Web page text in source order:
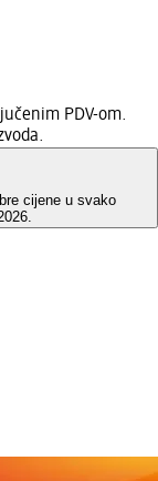
PDV-om.
cijene u svako